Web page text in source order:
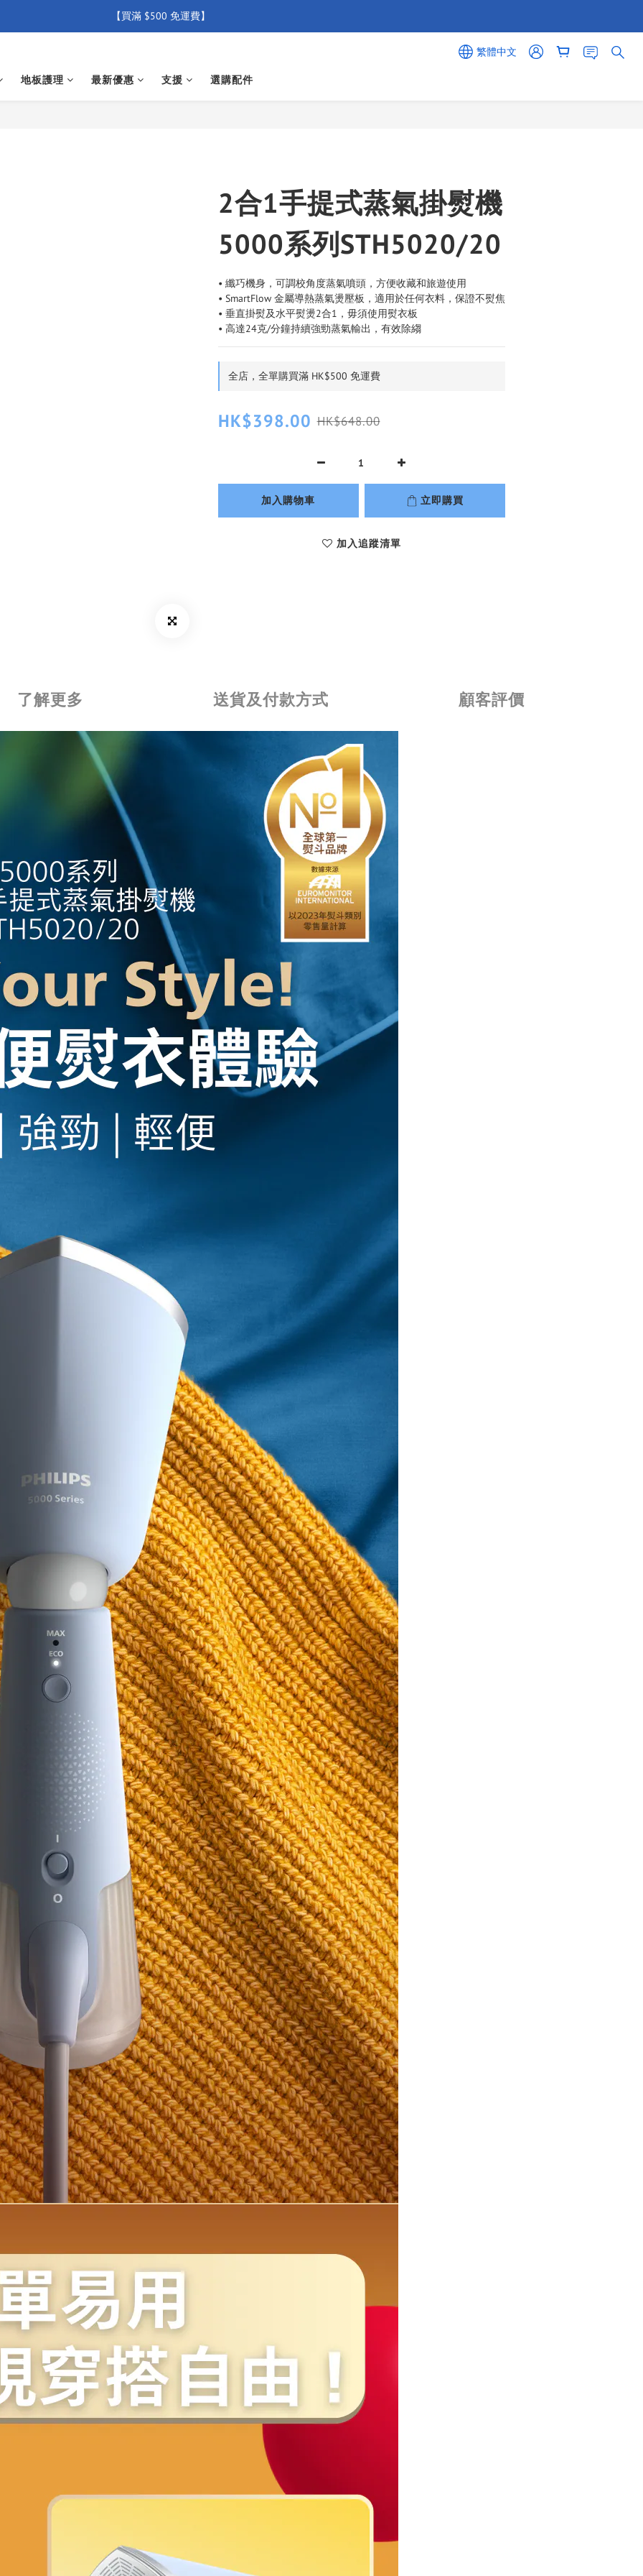
【買滿 $500 免運費】
【買滿 $500 免運費】
新會員優惠碼 【WELCOME】 即享95折優惠
繁體中文
地板護理 最新優惠 支援 選購配件
2合1手提式蒸氣掛熨機
5000系列STH5020/20
• 纖巧機身，可調校角度蒸氣噴頭，方便收藏和旅遊使用
• SmartFlow 金屬導熱蒸氣燙壓板，適用於任何衣料，保證不熨焦
• 垂直掛熨及水平熨燙2合1，毋須使用熨衣板
• 高達24克/分鐘持續強勁蒸氣輸出，有效除縐
全店，全單購買滿 HK$500 免運費
HK$398.00 HK$648.00
加入購物車 立即購買
加入追蹤清單
了解更多 送貨及付款方式 顧客評價